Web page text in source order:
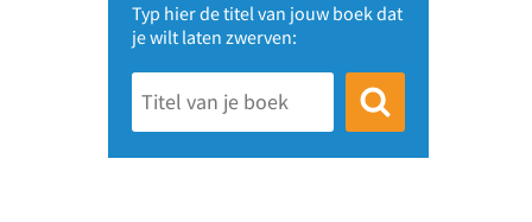
Typ hier de titel van jouw boek dat
je wilt laten zwerven: